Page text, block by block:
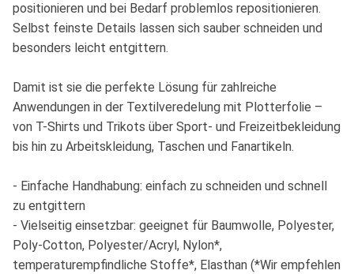
positionieren und bei Bedarf problemlos repositionieren.
Selbst feinste Details lassen sich sauber schneiden und
besonders leicht entgittern.
Damit ist sie die perfekte Lösung für zahlreiche
Anwendungen in der Textilveredelung mit Plotterfolie –
von T-Shirts und Trikots über Sport- und Freizeitbekleidung
bis hin zu Arbeitskleidung, Taschen und Fanartikeln.
- Einfache Handhabung: einfach zu schneiden und schnell
zu entgittern
- Vielseitig einsetzbar: geeignet für Baumwolle, Polyester,
Poly-Cotton, Polyester/Acryl, Nylon*,
temperaturempfindliche Stoffe*, Elasthan (*Wir empfehlen